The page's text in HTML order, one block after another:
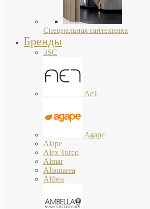
Специальная сантехника
Бренды
3SC
AeT
Agape
Alape
Alex Turco
Almar
Altamarea
Althea